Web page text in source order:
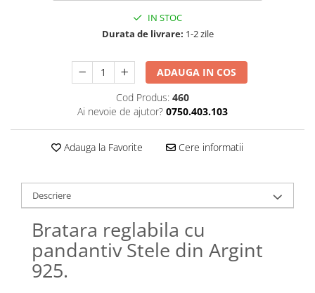
Lănțișoare cu Soare
Lănțișoare cu Animale
Lănțișoare cu Molecule
Lănțișoare cu Pietre Naturale
Lănțișoare Argint Diverse
COLIERE CU PERLE
Coliere cu Perle Naturale
COLIERE ȘNUR REGLABIL
Coliere cu Inimioare
Coliere cu Cruce
Coliere cu Stea
Coliere cu Soare
IN STOC
Durata de livrare: 1-2 zile
ADAUGA IN COS
Cod Produs: 460
Ai nevoie de ajutor? 0750.403.103
Adauga la Favorite Cere informatii
Descriere
Bratara reglabila cu
pandantiv Stele din Argint
925.